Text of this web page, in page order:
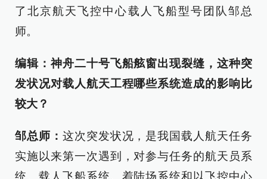
了北京航天飞控中心载人飞船型号团队邹总
师。
编辑：神舟二十号飞船舷窗出现裂缝，这种突
发状况对载人航天工程哪些系统造成的影响比
较大？
邹总师： 这次突发状况，是我国载人航天任务
实施以来第一次遇到，对参与任务的航天员系